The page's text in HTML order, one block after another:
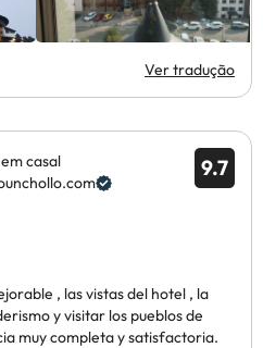
Ver tradução
9.7
casal
, las vistas del hotel , la
y visitar los pueblos de
muy completa y satisfactoria.